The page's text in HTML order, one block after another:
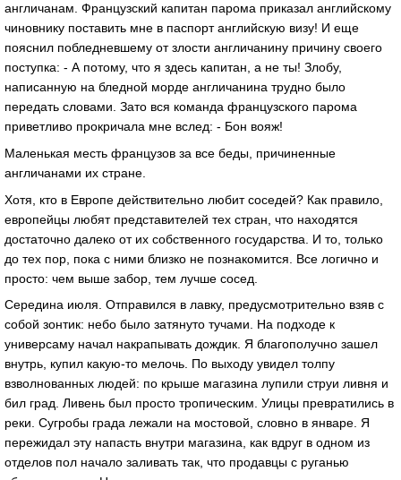
англичанам. Французский капитан парома приказал английскому
чиновнику поставить мне в паспорт английскую визу! И еще
пояснил побледневшему от злости англичанину причину своего
поступка: - А потому, что я здесь капитан, а не ты! Злобу,
написанную на бледной морде англичанина трудно было
передать словами. Зато вся команда французского парома
приветливо прокричала мне вслед: - Бон вояж!
Маленькая месть французов за все беды, причиненные
англичанами их стране.
Хотя, кто в Европе действительно любит соседей? Как правило,
европейцы любят представителей тех стран, что находятся
достаточно далеко от их собственного государства. И то, только
до тех пор, пока с ними близко не познакомится. Все логично и
просто: чем выше забор, тем лучше сосед.
Середина июля. Отправился в лавку, предусмотрительно взяв с
собой зонтик: небо было затянуто тучами. На подходе к
универсаму начал накрапывать дождик. Я благополучно зашел
внутрь, купил какую-то мелочь. По выходу увидел толпу
взволнованных людей: по крыше магазина лупили струи ливня и
бил град. Ливень был просто тропическим. Улицы превратились в
реки. Сугробы града лежали на мостовой, словно в январе. Я
пережидал эту напасть внутри магазина, как вдруг в одном из
отделов пол начало заливать так, что продавцы с руганью